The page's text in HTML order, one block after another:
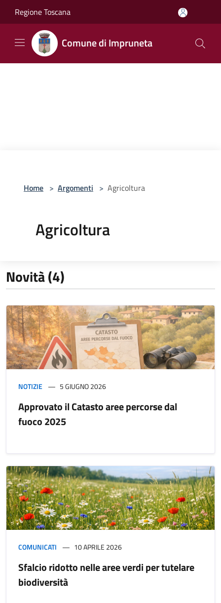
Regione Toscana
Comune di Impruneta
Home > Argomenti > Agricoltura
Agricoltura
Novità (4)
NOTIZIE 5 GIUGNO 2026
Approvato il Catasto aree percorse dal
fuoco 2025
COMUNICATI 10 APRILE 2026
Sfalcio ridotto nelle aree verdi per tutelare
biodiversità